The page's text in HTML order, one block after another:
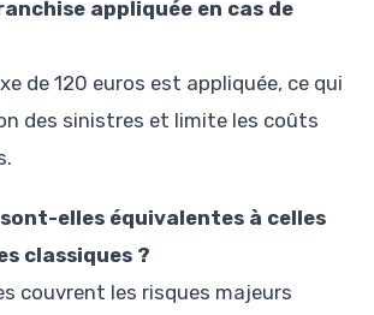
appliquée en cas de
de 120 euros est appliquée, ce qui
des sinistres et limite les coûts
elles équivalentes à celles
classiques ?
couvrent les risques majeurs